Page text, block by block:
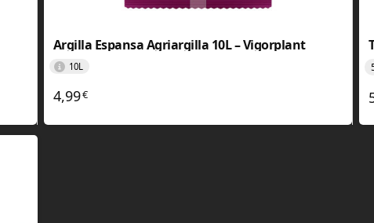
Argilla Espansa Agriargilla 10L – Vigorplant
10L
4,99€